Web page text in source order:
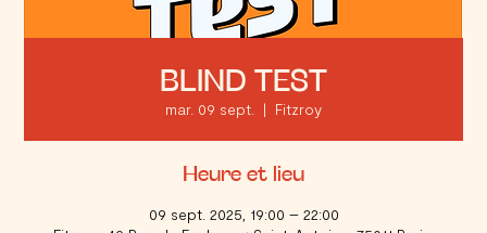
BLIND TEST
mar. 09 sept.
  |
Fitzroy
Heure et lieu
09 sept. 2025, 19:00 – 22:00